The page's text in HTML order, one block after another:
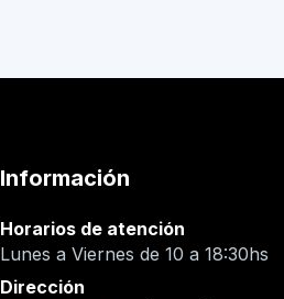
Información
Horarios de atención
Lunes a Viernes de 10 a 18:30hs
Dirección